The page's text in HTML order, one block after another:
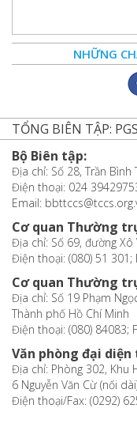
NHỮNG
TỔNG BIÊN TẬP:
Bộ Biên tập:
Địa chỉ: Số 28, Trần
Điện thoại: 024
Email:
Cơ quan Thường
Địa chỉ: Số 69, đường
Điện thoại: (080) 51 301;
Cơ quan Thường
Địa chỉ: Số 19 Phạm
Thành phố Hồ Chí Minh
Điện thoại: (080) 84083;
Văn phòng đại
Địa chỉ: Phòng 302, Khu
6 Nguyễn Văn Cừ (nối
Điện thoại/Fax: (0292)